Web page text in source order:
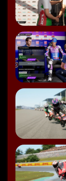
Speaker 0: So
Update.
Speaker 0:
überlegen
besser
einiges, was
Speaker 0:
Speaker 0:
Speaker 0:
Einzelrennen
Meisterschaft
nach wie vor
Speaker 0:
etwas